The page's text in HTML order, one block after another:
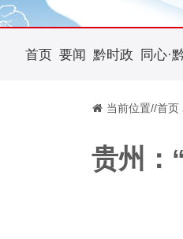
首页 要闻 黔时政 同心·
当前位置//首页
贵州：